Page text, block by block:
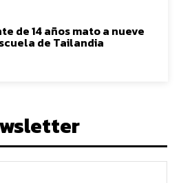
de 14 años mato a nueve
de Tailandia